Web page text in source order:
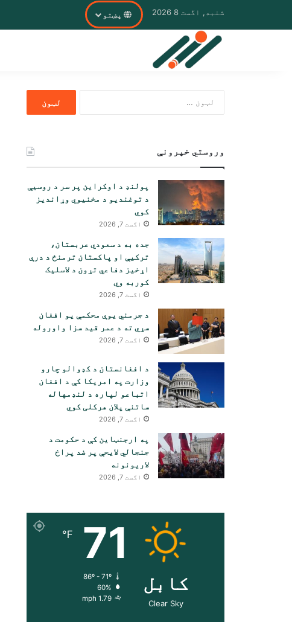
شنبه, اگست 8 2026 پښتو
لپاره
وروستي خپرونې
پولنډ د اوکراین پر سر د روسیې
د توغندیو د مخنیوي وړاندیز
کوي
اگست 7, 2026
جده به د سعودي عربستان،
ترکیې او پاکستان ترمنځ د درې
اړخیز دفاعي تړون د لاسلیک
کوربه وي
اگست 7, 2026
د جرمني یوې محکمې یو افغان
سړي ته د عمر قید سزا واوروله
اگست 7, 2026
د افغانستان د کډوالو چارو
وزارت په امریکا کې د افغان
اتباعو لپاره د لنډمهاله
ساتنې پلان هرکلی کوي
اگست 7, 2026
په ارجنټاین کې د حکومت د
جنجالي لایحې پر ضد پراخ
لاریونونه
اگست 7, 2026
کابل
Clear Sky
71
℉
86º - 71º
60%
1.79 mph